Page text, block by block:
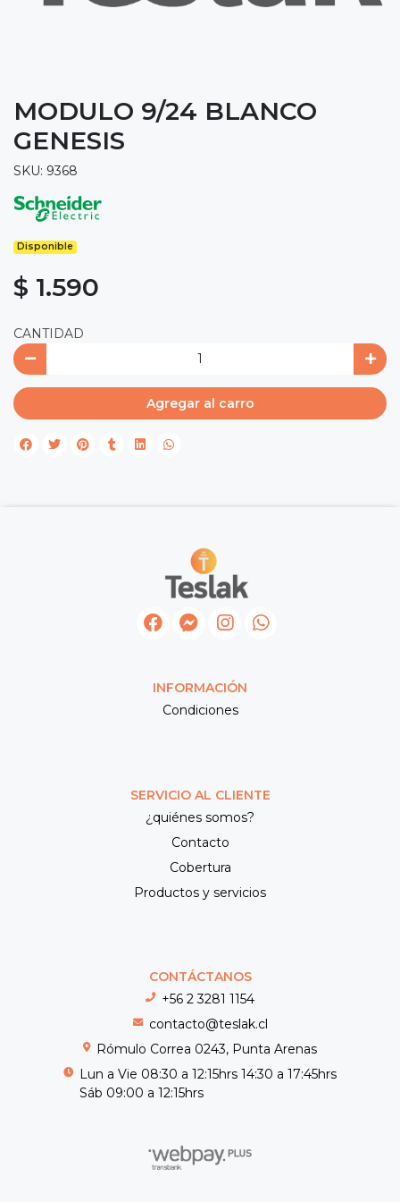
MODULO 9/24 BLANCO
GENESIS
SKU: 9368
Disponible
$ 1.590
CANTIDAD
Agregar al carro
INFORMACIÓN
Condiciones
SERVICIO AL CLIENTE
¿quiénes somos?
Contacto
Cobertura
Productos y servicios
CONTÁCTANOS
+56 2 3281 1154
contacto@teslak.cl
Rómulo Correa 0243, Punta Arenas
Lun a Vie 08:30 a 12:15hrs 14:30 a 17:45hrs
Sáb 09:00 a 12:15hrs